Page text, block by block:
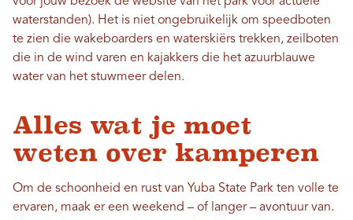
waterstanden). Het is niet ongebruikelijk om speedboten
te zien die wakeboarders en waterskiërs trekken, zeilboten
die in de wind varen en kajakkers die het azuurblauwe
water van het stuwmeer delen.
Alles wat je moet
weten over kamperen
Om de schoonheid en rust van Yuba State Park ten volle te
ervaren, maak er een weekend – of langer – avontuur van.